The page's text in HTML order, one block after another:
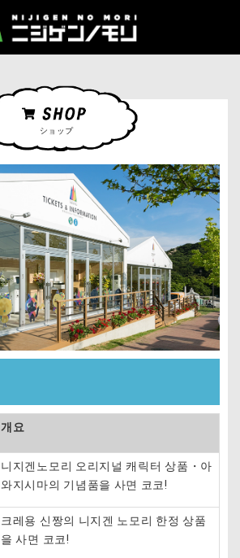
개요
니지겐노모리 오리지널 캐릭터 상품・아
와지시마의 기념품을 사면 코코!
크레용 신짱의 니지겐 노모리 한정 상품
을 사면 코코!